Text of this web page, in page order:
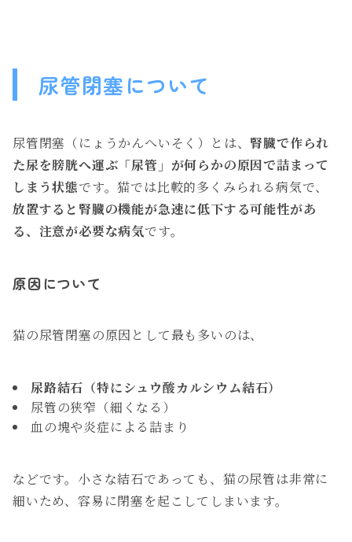
尿管閉塞について
尿管閉塞（にょうかんへいそく）とは、 腎臓で作られ
た尿を膀胱へ運ぶ「尿管」が何らかの原因で詰まって
しまう状態です。猫では比較的多くみられる病気で、
放置すると腎臓の機能が急速に低下する可能性があ
る、注意が必要な病気です。
原因について
猫の尿管閉塞の原因として最も多いのは、
尿路結石（特にシュウ酸カルシウム結石）
尿管の狭窄（細くなる）
血の塊や炎症による詰まり
などです。小さな結石であっても、猫の尿管は非常に
細いため、容易に閉塞を起こしてしまいます。